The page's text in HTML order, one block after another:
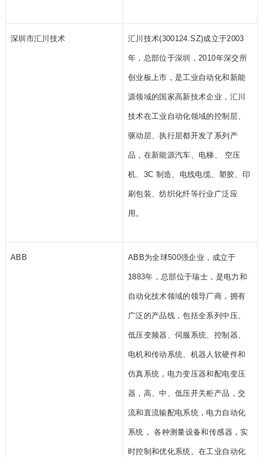
深圳市汇川技术 汇川技术(300124.SZ)成立于2003
年，总部位于深圳，2010年深交所
创业板上市，是工业自动化和新能
源领域的国家高新技术企业，汇川
技术在工业自动化领域的控制层、
驱动层、执行层都开发了系列产
品，在新能源汽车、电梯、 空压
机、3C 制造、电线电缆、塑胶、印
刷包装、纺织化纤等行业广泛应
用。
ABB ABB为全球500强企业，成立于
1883年，总部位于瑞士，是电力和
自动化技术领域的领导厂商，拥有
广泛的产品线，包括全系列中压、
低压变频器、伺服系统、控制器、
电机和传动系统、机器人软硬件和
仿真系统，电力变压器和配电变压
器，高、中、低压开关柜产品，交
流和直流输配电系统，电力自动化
系统， 各种测量设备和传感器，实
时控制和优化系统。在工业自动化